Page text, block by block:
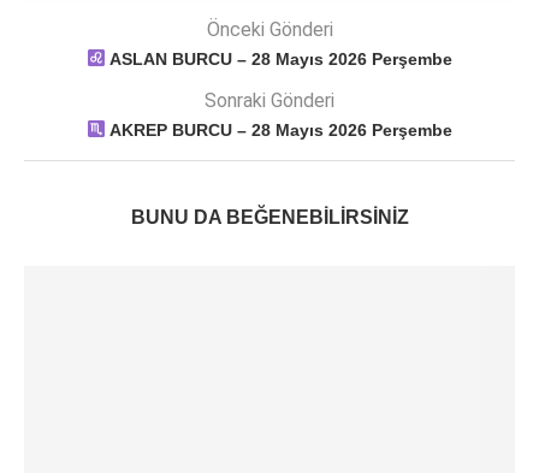
Önceki Gönderi
ASLAN BURCU – 28 Mayıs 2026 Perşembe
Sonraki Gönderi
AKREP BURCU – 28 Mayıs 2026 Perşembe
BUNU DA BEĞENEBILIRSINIZ